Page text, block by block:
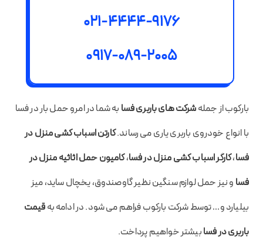
021-4444-9176
0917-089-2005
بارکوب از جملهشرکت های باربری فسا به شما در امرو حمل بار در فسا
با انواع خودروی باربری یاری می رساند.کارتن اسباب کشی منزل در
فسا،کارگر اسباب کشی منزل در فسا،کامیون حمل اثاثیه منزل در
فسا و نیز حمل لوازم سنگین نظیر گاوصندوق، یخچال ساید، میز
بیلیارد و… توسط شرکت بارکوب فراهم می شود. در ادامه بهقیمت
باربری در فسابیشتر خواهیم پرداخت.